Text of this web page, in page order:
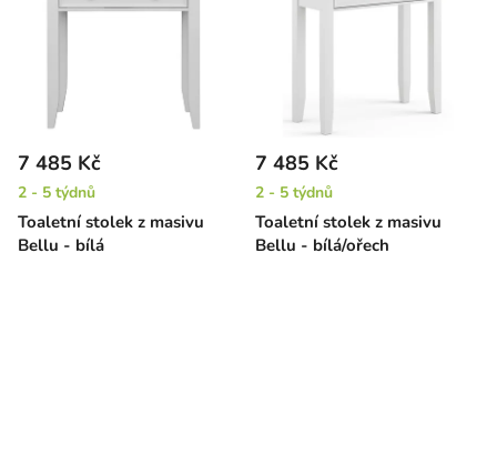
Toaletní stolek z masivu
Bellu - bílá
7 485 Kč
2 - 5 týdnů
Toaletní stolek z masivu
Bellu - bílá/ořech
7 485 Kč
2 - 5 týdnů